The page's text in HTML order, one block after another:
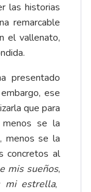
las historias
remarcable
el vallenato,
presentado
ese
que para
menos se la
menos se la
concretos al
mis sueños,
mi estrella,